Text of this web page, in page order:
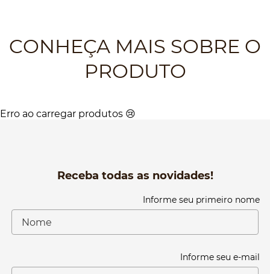
CONHEÇA MAIS SOBRE O
PRODUTO
Erro ao carregar produtos 😢
Receba todas as novidades!
Informe seu primeiro nome
Informe seu e-mail